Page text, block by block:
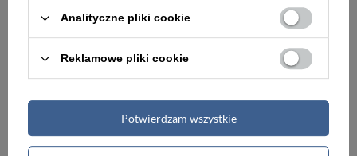
Walizka kabinowa na kółkach mała czarna SwissBags Tourist 55cm
Analityczne pliki cookie
Reklamowe pliki cookie
Potwierdzam wszystkie